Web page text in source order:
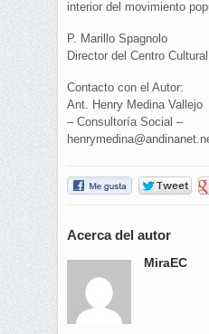
interior del movimiento
P. Marillo Spagnolo
Director del Centro
Contacto con el Autor:
Ant. Henry Medina Vallejo
– Consultoría Social –
Acerca del autor
MiraEC